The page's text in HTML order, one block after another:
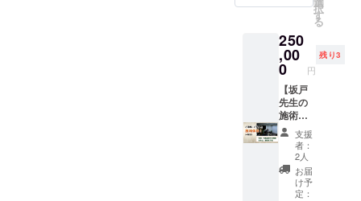
支援画
て、支
援金額
の上乗
せが可
能で
す。何
卒、ご
協力の
ほどよ
ろしく
お願い
します
イブを
けるよ
うご案
内いた
しま
す。
ただき
ます。
日から
12ヶ月
掲載
事業が
存続す
る限り
掲載 ・
掲載方
法：お
名前
（文字
のみ）
掲載 ・
ことが
できま
す。 宣
伝隊長
には、
日本健
康機構
のバッ
ジ、特
別な
ネーム
プレー
トを付
円と
いま
す。 今
回クラ
ウド
ファン
ディン
グで特
別に、
60分
80,000
円で施
術をい
たしま
術指導
る事が
できま
す。 東
京都と
大阪府
の2カ所
の会場
で実施
しま
す。 通
常、坂
戸先生
の単独
択
す
る
250
,00
0 円
残り3
【坂戸
先生の
施術を
みんな
で体
験 4時
間】 1
年以内
坂戸先
支援
者：
2人
お届
け予
定：